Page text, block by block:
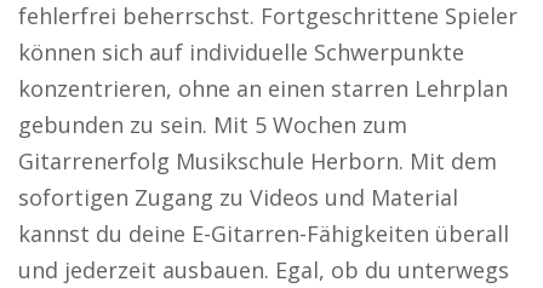
fehlerfrei beherrschst. Fortgeschrittene Spieler
können sich auf individuelle Schwerpunkte
konzentrieren, ohne an einen starren Lehrplan
gebunden zu sein. Mit 5 Wochen zum
Gitarrenerfolg Musikschule Herborn. Mit dem
sofortigen Zugang zu Videos und Material
kannst du deine E-Gitarren-Fähigkeiten überall
und jederzeit ausbauen. Egal, ob du unterwegs